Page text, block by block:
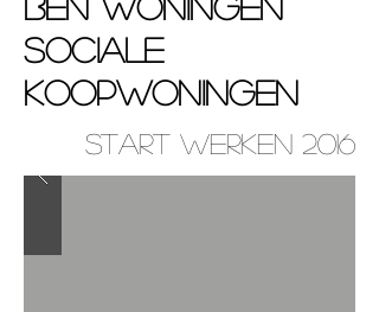
SOCIALE
KOOPWONINGEN
START WERKEN 2016